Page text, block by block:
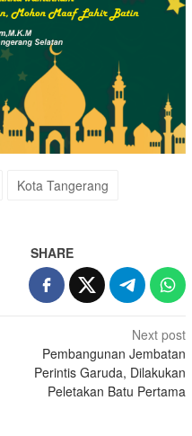
Kota Tangerang
SHARE
Next post
Pembangunan Jembatan
Perintis Garuda, Dilakukan
Peletakan Batu Pertama